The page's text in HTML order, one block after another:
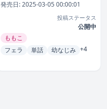
発売日:2025-03-05 00:00:01
投稿ステータス
公開中
ももこ
フェラ
単話 幼なじみ +4